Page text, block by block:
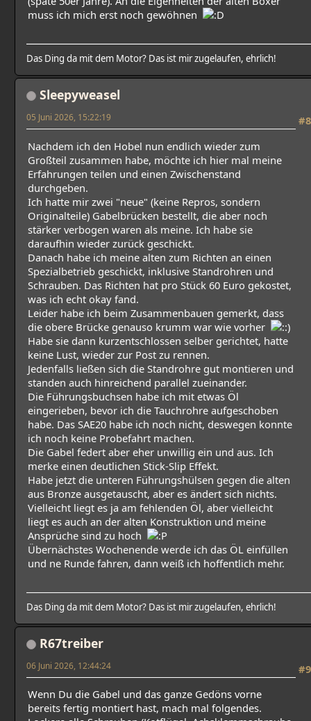
muss ich mich erst noch gewöhnen
Das Ding da mit dem Motor? Das ist mir zugelaufen, ehrlich!
Sleepyweasel
#8
05 Juni 2026, 15:22:19
Nachdem ich den Hobel nun endlich wieder zum
Großteil zusammen habe, möchte ich hier mal meine
Erfahrungen teilen und einen Zwischenstand
durchgeben.
Ich hatte mir zwei "neue" (keine Repros, sondern
Originalteile) Gabelbrücken bestellt, die aber noch
stärker verbogen waren als meine. Ich habe sie
daraufhin wieder zurück geschickt.
Danach habe ich meine alten zum Richten an einen
Spezialbetrieb geschickt, inklusive Standrohren und
Schrauben. Das Richten hat pro Stück 60 Euro gekostet,
was ich echt okay fand.
Leider habe ich beim Zusammenbauen gemerkt, dass
die obere Brücke genauso krumm war wie vorher
Habe sie dann kurzentschlossen selber gerichtet, hatte
keine Lust, wieder zur Post zu rennen.
Jedenfalls ließen sich die Standrohre gut montieren und
standen auch hinreichend parallel zueinander.
Die Führungsbuchsen habe ich mit etwas Öl
eingerieben, bevor ich die Tauchrohre aufgeschoben
habe. Das SAE20 habe ich noch nicht, deswegen konnte
ich noch keine Probefahrt machen.
Die Gabel federt aber eher unwillig ein und aus. Ich
merke einen deutlichen Stick-Slip Effekt.
Habe jetzt die unteren Führungshülsen gegen die alten
aus Bronze ausgetauscht, aber es ändert sich nichts.
Vielleicht liegt es ja am fehlenden Öl, aber vielleicht
liegt es auch an der alten Konstruktion und meine
Ansprüche sind zu hoch
Übernächstes Wochenende werde ich das ÖL einfüllen
und ne Runde fahren, dann weiß ich hoffentlich mehr.
Das Ding da mit dem Motor? Das ist mir zugelaufen, ehrlich!
R67treiber
#9
06 Juni 2026, 12:44:24
Wenn Du die Gabel und das ganze Gedöns vorne
bereits fertig montiert hast, mach mal folgendes.